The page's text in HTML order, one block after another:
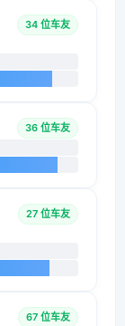
34 位车友
36 位车友
27 位车友
67 位车友